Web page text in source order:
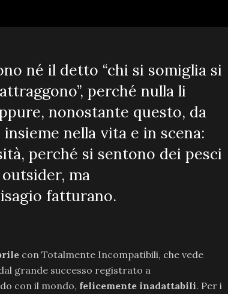
né il detto “chi si somiglia si
perché nulla li
nonostante questo, da
nella vita e in scena:
perché si sentono dei pesci
ma
fatturano.
con Totalmente Incompatibili, che vede
grande successo registrato a
con il mondo, felicemente inadattabili. Per i